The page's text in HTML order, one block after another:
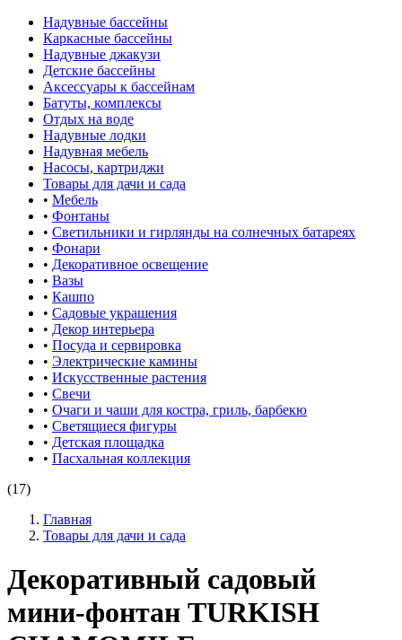
Надувные бассейны
Каркасные бассейны
Надувные джакузи
Детские бассейны
Аксессуары к бассейнам
Батуты, комплексы
Отдых на воде
Надувные лодки
Надувная мебель
Насосы, картриджи
Товары для дачи и сада
• Мебель
• Фонтаны
• Светильники и гирлянды на солнечных батареях
• Фонари
• Декоративное освещение
• Вазы
• Кашпо
• Садовые украшения
• Декор интерьера
• Посуда и сервировка
• Электрические камины
• Искусственные растения
• Свечи
• Очаги и чаши для костра, гриль, барбекю
• Светящиеся фигуры
• Детская площадка
• Пасхальная коллекция
(17)
Главная
Товары для дачи и сада
Декоративный садовый
мини-фонтан TURKISH